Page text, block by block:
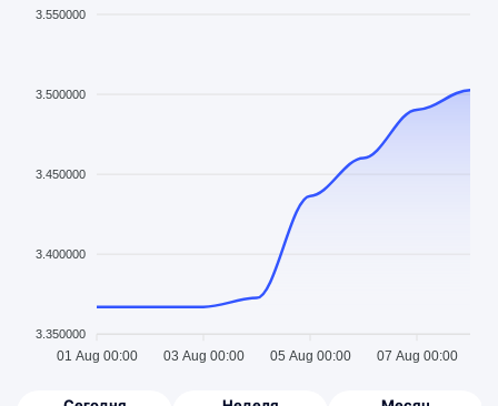
3.550000
3.500000
3.450000
3.400000
3.350000
01 Aug 00:00 03 Aug 00:00 05 Aug 00:00 07 Aug 00:00